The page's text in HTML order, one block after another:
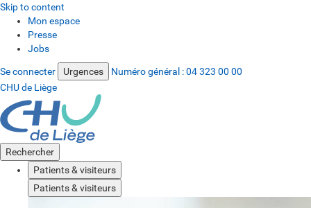
Skip to content
Mon espace
Presse
Jobs
Se connecter Urgences Numéro général :04 323 00 00
CHU de Liège
Rechercher
Patients & visiteurs
Patients & visiteurs